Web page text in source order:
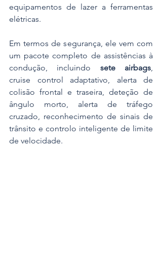
equipamentos de lazer a ferramentas
elétricas.
Em termos de segurança, ele vem com
um pacote completo de assistências à
condução, incluindo sete airbags
cruise control adaptativo, alerta de
colisão frontal e traseira, deteção de
ângulo morto, alerta de tráfego
cruzado, reconhecimento de sinais de
trânsito e controlo inteligente de limite
de velocidade.